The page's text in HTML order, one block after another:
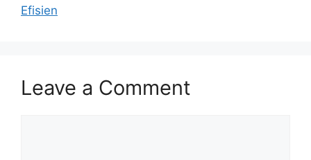
Efisien
Leave a Comment